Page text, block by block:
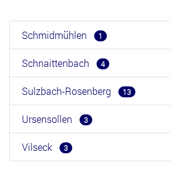
Schmidmühlen 1
Schnaittenbach 4
Sulzbach-Rosenberg 13
Ursensollen 3
Vilseck 3